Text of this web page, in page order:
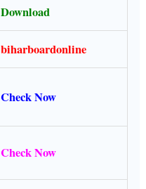
Download
biharboardonline
Check Now
Check Now